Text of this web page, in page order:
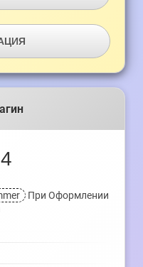
При Оформлении